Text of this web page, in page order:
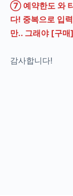
⑦ 예약한도 와
다! 중복으로 입
만.. 그래야 [구
감사합니다!